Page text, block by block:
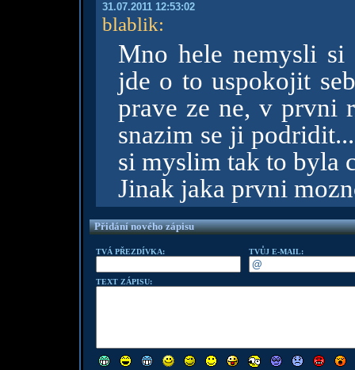
31.07.2011 12:53:02
blablik:
Mno hele nemysli si
jde o to uspokojit
prave ze ne, v prvni
snazim se ji
si myslim tak to byla
Jinak jaka prvni
Přidání nového zápisu
TVÁ PŘEZDÍVKA: TVŮJ E-MAIL:
TEXT ZÁPISU: